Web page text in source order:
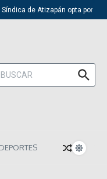
de Atizapán opta por el
DEPORTES